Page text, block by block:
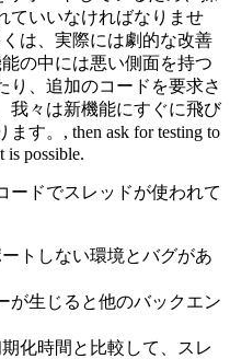
ていいなければなりませ
は、実際には劇的な改善
の中には悪い側面を持つ
り、追加のコードを要求さ
我々は新機能にすぐに飛び
す。, then ask for testing to
is possible.
ードでスレッドが使われて
トしない環境とバグがあ
が生じると他のバックエン
化時間と比較して、スレ